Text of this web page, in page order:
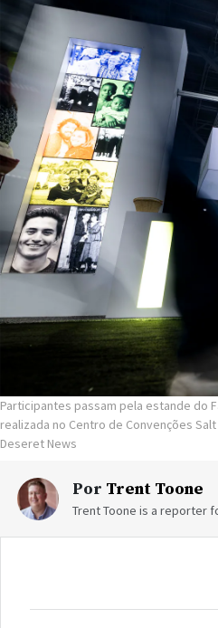
Participantes passam pela estande do
realizada no Centro de Convenções
Deseret News
Por Trent Toone
Trent Toone is a reporter